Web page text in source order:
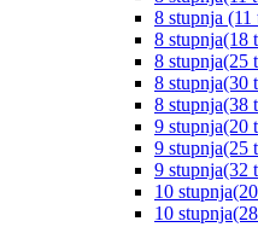
8 stupnja (11
8 stupnja(18
8 stupnja(25
8 stupnja(30
8 stupnja(38
9 stupnja(20
9 stupnja(25
9 stupnja(32
10
10